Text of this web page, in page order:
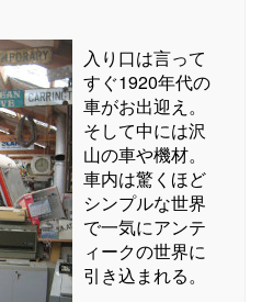
入り口は言って
すぐ1920年代の
車がお出迎え。
そして中には沢
山の車や機材。
車内は驚くほど
シンプルな世界
で一気にアンテ
ィークの世界に
引き込まれる。